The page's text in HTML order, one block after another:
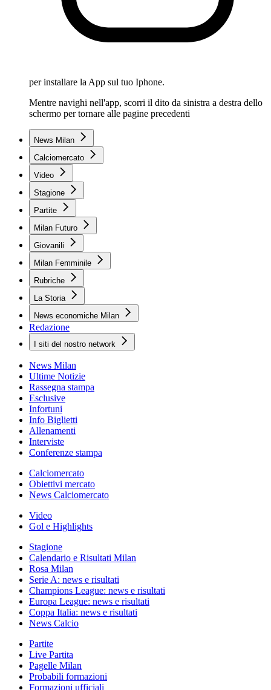
per installare la App sul tuo Iphone.
Mentre navighi nell'app, scorri il dito da sinistra a destra dello
schermo per tornare alle pagine precedenti
News Milan
Calciomercato
Video
Stagione
Partite
Milan Futuro
Giovanili
Milan Femminile
Rubriche
La Storia
News economiche Milan
Redazione
I siti del nostro network
News Milan
Ultime Notizie
Rassegna stampa
Esclusive
Infortuni
Info Biglietti
Allenamenti
Interviste
Conferenze stampa
Calciomercato
Obiettivi mercato
News Calciomercato
Video
Gol e Highlights
Stagione
Calendario e Risultati Milan
Rosa Milan
Serie A: news e risultati
Champions League: news e risultati
Europa League: news e risultati
Coppa Italia: news e risultati
News Calcio
Partite
Live Partita
Pagelle Milan
Probabili formazioni
Formazioni ufficiali